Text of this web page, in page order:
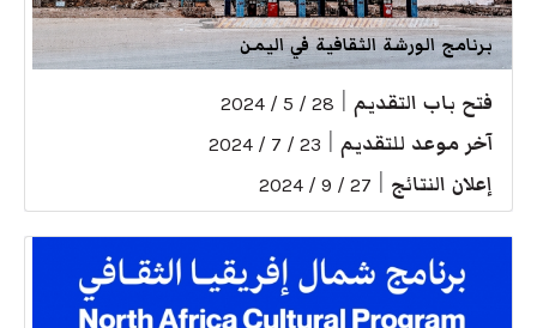
برنامج الورشة الثقافية في اليمن
فتح باب التقديم 28 / 5 / 2024
آخر موعد للتقديم 23 / 7 / 2024
إعلان النتائج 27 / 9 / 2024